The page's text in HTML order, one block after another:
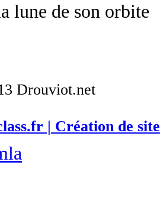
lune de son orbite
Drouviot.net
| Création de